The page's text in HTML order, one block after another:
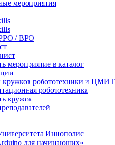
мероприятия
/ ВРО
мероприятие в каталог
кружков робототехники и ЦМИТ
робототехника
кружок
Иннополис
для начинающих»